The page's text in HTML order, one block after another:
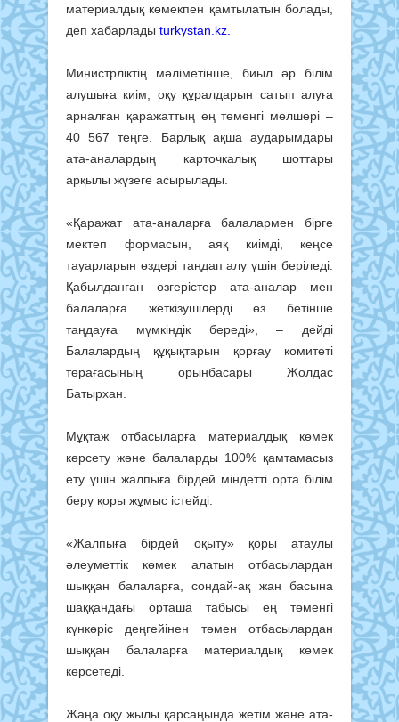
материалдық көмекпен қамтылатын болады,
деп хабарлады turkystan.kz.
Министрліктің мәліметінше, биыл әр білім
алушыға киім, оқу құралдарын сатып алуға
арналған қаражаттың ең төменгі мөлшері –
40 567 теңге. Барлық ақша аударымдары
ата-аналардың карточкалық шоттары
арқылы жүзеге асырылады.
«Қаражат ата-аналарға балалармен бірге
мектеп формасын, аяқ киімді, кеңсе
тауарларын өздері таңдап алу үшін беріледі.
Қабылданған өзгерістер ата-аналар мен
балаларға жеткізушілерді өз бетінше
таңдауға мүмкіндік береді», – дейді
Балалардың құқықтарын қорғау комитеті
төрағасының орынбасары Жолдас
Батырхан.
Мұқтаж отбасыларға материалдық көмек
көрсету және балаларды 100% қамтамасыз
ету үшін жалпыға бірдей міндетті орта білім
беру қоры жұмыс істейді.
«Жалпыға бірдей оқыту» қоры атаулы
әлеуметтік көмек алатын отбасылардан
шыққан балаларға, сондай-ақ жан басына
шаққандағы орташа табысы ең төменгі
күнкөріс деңгейінен төмен отбасылардан
шыққан балаларға материалдық көмек
көрсетеді.
Жаңа оқу жылы қарсаңында жетім және ата-